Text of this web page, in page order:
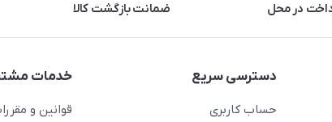
در محل ضمانت بازگشت کالا
دسترسی سریع
حساب کاربری
خدمات
قوانین و